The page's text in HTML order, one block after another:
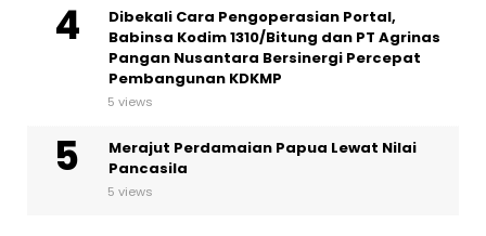
Dibekali Cara Pengoperasian Portal,
Babinsa Kodim 1310/Bitung dan PT Agrinas
Pangan Nusantara Bersinergi Percepat
Pembangunan KDKMP
5 views
Merajut Perdamaian Papua Lewat Nilai
Pancasila
5 views